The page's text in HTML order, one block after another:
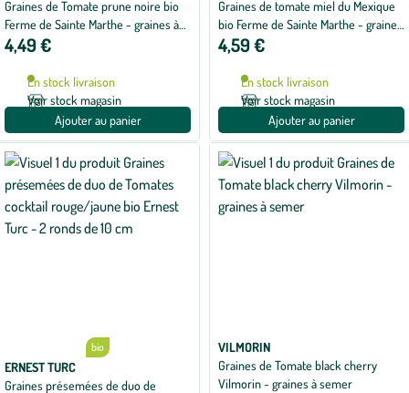
Graines de Tomate prune noire bio
Ferme de Sainte Marthe - graines à
semer
4,49 €
En stock livraison
Voir stock magasin
Ajouter au panier
Graines de tomate miel du Mexique
bio Ferme de Sainte Marthe - graines
à semer
4,59 €
En stock livraison
Voir stock magasin
Ajouter au panier
bio
ERNEST TURC
Graines présemées de duo de
VILMORIN
Graines de Tomate black cherry
Vilmorin - graines à semer